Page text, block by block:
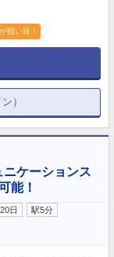
狙い目！
）
ケーションス
能！
日
駅5分